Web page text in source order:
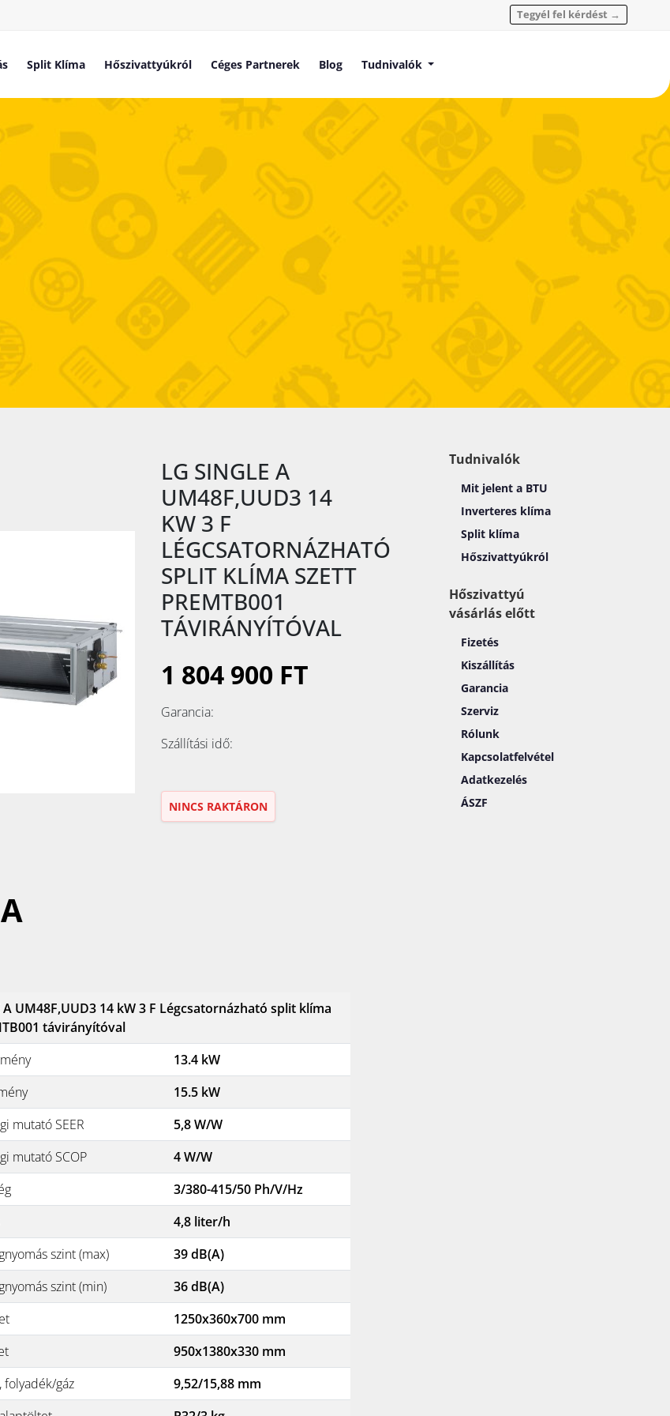
Tegyél fel kérdést →
Split Klíma Hőszivattyúkról Céges Partnerek Blog Tudnivalók
LG SINGLE A
UM48F,UUD3 14
KW 3 F
LÉGCSATORNÁZHATÓ
SPLIT KLÍMA SZETT
PREMTB001
TÁVIRÁNYÍTÓVAL
1 804 900 FT
Garancia:
Szállítási idő:
NINCS RAKTÁRON
A UM48F,UUD3 14 kW 3 F Légcsatornázható split klíma
távirányítóval
13.4 kW
15.5 kW
mutató SEER
5,8 W/W
mutató SCOP
4 W/W
3/380-415/50 Ph/V/Hz
4,8 liter/h
szint (max)
39 dB(A)
szint (min)
36 dB(A)
1250x360x700 mm
950x1380x330 mm
folyadék/gáz
9,52/15,88 mm
Tudnivalók
Mit jelent a BTU
Inverteres klíma
Split klíma
Hőszivattyúkról
Hőszivattyú
vásárlás előtt
Fizetés
Kiszállítás
Garancia
Szerviz
Rólunk
Kapcsolatfelvétel
Adatkezelés
ÁSZF